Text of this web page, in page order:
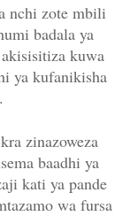
nchi zote mbili
badala ya
kuwa
ya kufanikisha
zinazoweza
baadhi ya
kati ya pande
wa fursa